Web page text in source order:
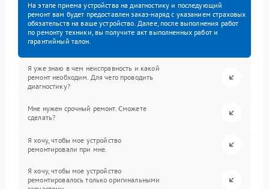
На этапе приема устройства на диагностику и последующий
ремонт вам будет предоставлен заказ-наряд с указанием страховых
обязательств на ваше устройство. Далее, после выполнения работ
по ремонту техники, вы получите акт выполненных работ и
гарантийный талон.
Я уже знаю в чем неисправность и какой
ремонт необходим. Для чего проводить
диагностику?
Мне нужен срочный ремонт. Сможете
сделать?
Я хочу, чтобы мое устройство
ремонтировали при мне.
Я хочу, чтобы мое устройство
ремонтировалось только оригинальными